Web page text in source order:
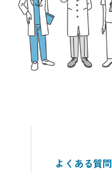
よくある質問